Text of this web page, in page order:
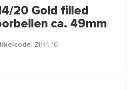
ook interessant
20 Gold filled
ca. 49mm
Zi114-16